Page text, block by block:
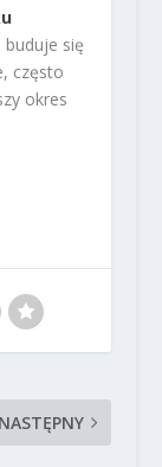
się
często
okres
NASTĘPNY